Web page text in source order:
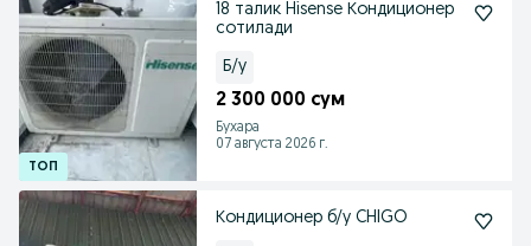
18 талик Hisense Кондиционер
сотилади
Б/у
2 300 000 сум
Бухара
07 августа 2026 г.
Кондиционер б/у CHIGO